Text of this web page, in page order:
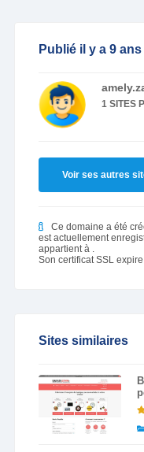
Publié il y a 9
1 SITES
Voir ses autres
Ce domaine a été
est actuellement
appartient à .
Son certificat SSL expire
Sites similaires